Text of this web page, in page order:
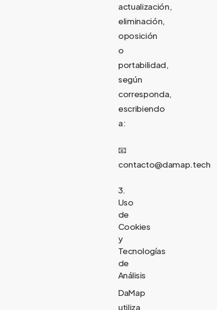
actualización,
eliminación,
oposición
o
portabilidad,
según
corresponda,
escribiendo
a:
📧
contacto@damap.tech
3.
Uso
de
Cookies
y
Tecnologías
de
Análisis
DaMap
utiliza